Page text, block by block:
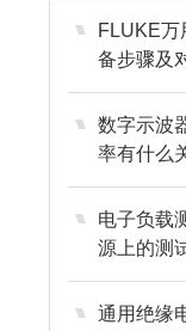
FLUKE万
备步骤及
数字示波
率有什么
电子负载
源上的测
通用绝缘